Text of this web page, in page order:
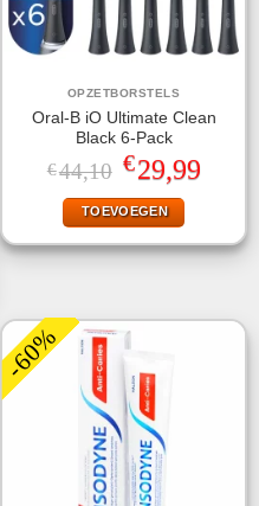
OPZETBORSTELS
Oral-B iO Ultimate Clean
Black 6-Pack
€44,10 Oorspronkelijke
prijs
was:
€44,10.
€29,99Huidige
prijs
TOEVOEGEN
-60%